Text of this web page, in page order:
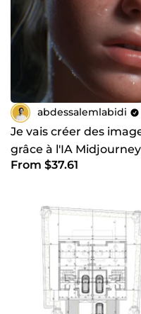
abdessalemlabidi
Je vais créer des
grâce à l'IA Midjourney
From $37.61